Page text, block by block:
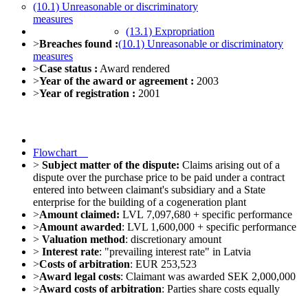
(10.1) Unreasonable or discriminatory
measures
(13.1) Expropriation
>Breaches found :(10.1) Unreasonable or discriminatory
measures
>Case status : Award rendered
>Year of the award or agreement : 2003
>Year of registration : 2001
Flowchart
> Subject matter of the dispute: Claims arising out of a
dispute over the purchase price to be paid under a contract
entered into between claimant's subsidiary and a State
enterprise for the building of a cogeneration plant
>Amount claimed: LVL 7,097,680 + specific performance
>Amount awarded: LVL 1,600,000 + specific performance
> Valuation method: discretionary amount
> Interest rate: "prevailing interest rate" in Latvia
>Costs of arbitration: EUR 253,523
>Award legal costs: Claimant was awarded SEK 2,000,000
>Award costs of arbitration: Parties share costs equally